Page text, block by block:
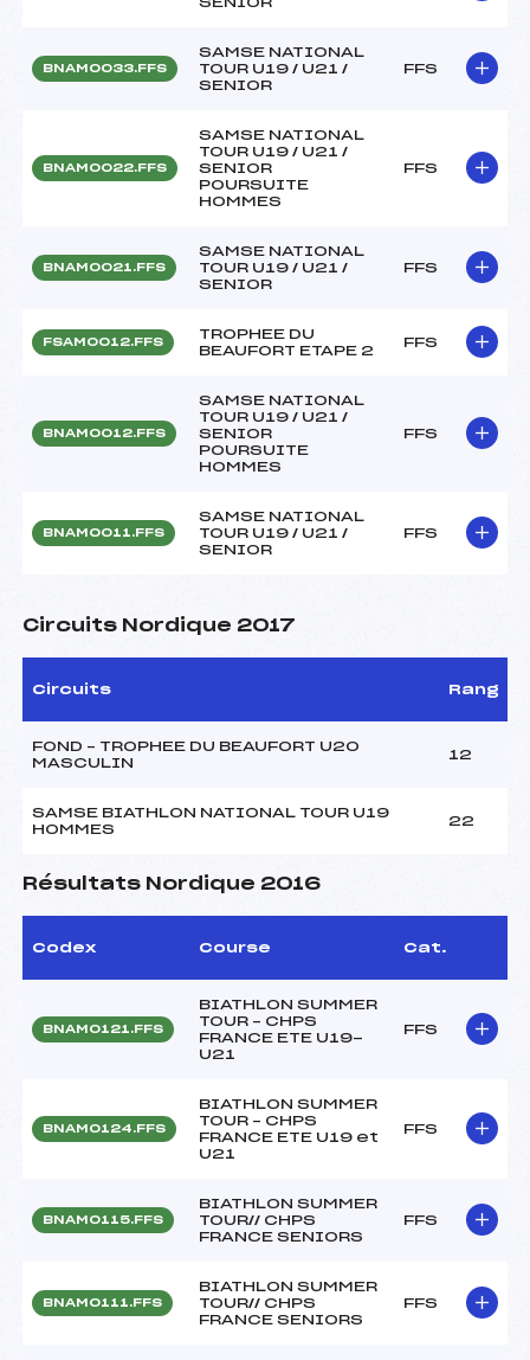
BNAM0033.FFS
SAMSE NATIONAL
TOUR U19 / U21 /
SENIOR
FFS
BNAM0022.FFS
SAMSE NATIONAL
TOUR U19 / U21 /
SENIOR
POURSUITE
HOMMES
FFS
BNAM0021.FFS
SAMSE NATIONAL
TOUR U19 / U21 /
SENIOR
FFS
FSAM0012.FFS
TROPHEE DU
BEAUFORT ETAPE 2
FFS
BNAM0012.FFS
SAMSE NATIONAL
TOUR U19 / U21 /
SENIOR
POURSUITE
HOMMES
FFS
BNAM0011.FFS
SAMSE NATIONAL
TOUR U19 / U21 /
SENIOR
FFS
Circuits Nordique 2017
Circuits Rang
FOND – TROPHEE DU BEAUFORT U20
MASCULIN
12
SAMSE BIATHLON NATIONAL TOUR U19
HOMMES
22
Résultats Nordique 2016
Codex Course Cat.
BNAM0121.FFS
BIATHLON SUMMER
TOUR – CHPS
FRANCE ETE U19-
U21
FFS
BNAM0124.FFS
BIATHLON SUMMER
TOUR – CHPS
FRANCE ETE U19 et
U21
FFS
BNAM0115.FFS
BIATHLON SUMMER
TOUR// CHPS
FRANCE SENIORS
FFS
BNAM0111.FFS
BIATHLON SUMMER
TOUR// CHPS
FRANCE SENIORS
FFS